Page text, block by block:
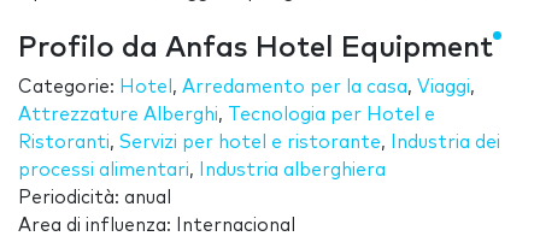
Profilo da Anfas Hotel Equipment
Categorie: Hotel , Arredamento per la casa, Viaggi,
Attrezzature Alberghi,
Tecnologia per Hotel e
Ristoranti, Servizi per hotel e ristorante,
Industria dei
processi alimentari,
Industria alberghiera
Periodicità: anual
Area di influenza: Internacional